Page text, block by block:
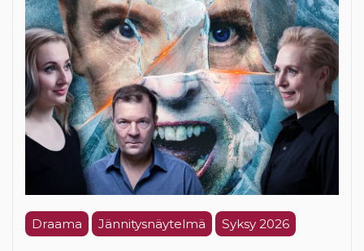
Draama Jännitysnäytelmä Syksy 2026